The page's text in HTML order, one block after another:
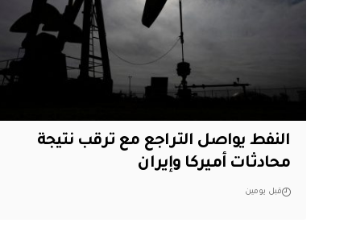
النفط يواصل التراجع مع ترقب نتيجة
محادثات أميركا وإيران
قبل يومين